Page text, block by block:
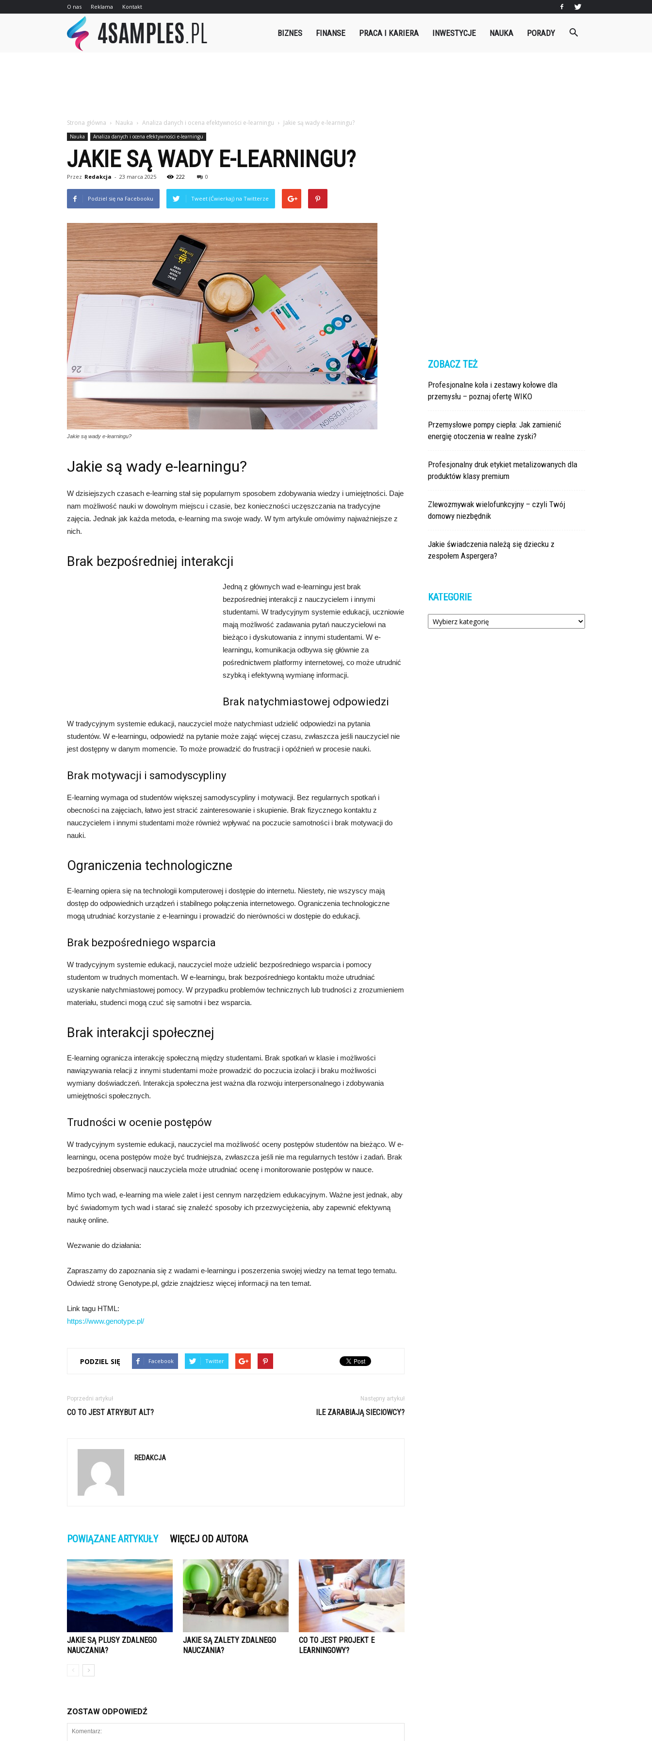
O nas Reklama Kontakt
BIZNES FINANSE PRACA I KARIERA INWESTYCJE NAUKA PORADY
Strona główna Nauka Analiza danych i ocena efektywności e-learningu Jakie są wady e-learningu?
Nauka Analiza danych i ocena efektywności e-learningu
JAKIE SĄ WADY E-LEARNINGU?
Przez Redakcja - 23 marca 2025 222 0
Podziel się na Facebooku Tweet (Ćwierkaj) na Twitterze
Jakie są wady e-learningu?
Jakie są wady e-learningu?
W dzisiejszych czasach e-learning stał się popularnym sposobem zdobywania wiedzy i umiejętności. Daje
nam możliwość nauki w dowolnym miejscu i czasie, bez konieczności uczęszczania na tradycyjne
zajęcia. Jednak jak każda metoda, e-learning ma swoje wady. W tym artykule omówimy najważniejsze z
nich.
Brak bezpośredniej interakcji
Jedną z głównych wad e-learningu jest brak
bezpośredniej interakcji z nauczycielem i innymi
studentami. W tradycyjnym systemie edukacji, uczniowie
mają możliwość zadawania pytań nauczycielowi na
bieżąco i dyskutowania z innymi studentami. W e-
learningu, komunikacja odbywa się głównie za
pośrednictwem platformy internetowej, co może utrudnić
szybką i efektywną wymianę informacji.
Brak natychmiastowej odpowiedzi
W tradycyjnym systemie edukacji, nauczyciel może natychmiast udzielić odpowiedzi na pytania
studentów. W e-learningu, odpowiedź na pytanie może zająć więcej czasu, zwłaszcza jeśli nauczyciel nie
jest dostępny w danym momencie. To może prowadzić do frustracji i opóźnień w procesie nauki.
Brak motywacji i samodyscypliny
E-learning wymaga od studentów większej samodyscypliny i motywacji. Bez regularnych spotkań i
obecności na zajęciach, łatwo jest stracić zainteresowanie i skupienie. Brak fizycznego kontaktu z
nauczycielem i innymi studentami może również wpływać na poczucie samotności i brak motywacji do
nauki.
Ograniczenia technologiczne
E-learning opiera się na technologii komputerowej i dostępie do internetu. Niestety, nie wszyscy mają
dostęp do odpowiednich urządzeń i stabilnego połączenia internetowego. Ograniczenia technologiczne
mogą utrudniać korzystanie z e-learningu i prowadzić do nierówności w dostępie do edukacji.
Brak bezpośredniego wsparcia
W tradycyjnym systemie edukacji, nauczyciel może udzielić bezpośredniego wsparcia i pomocy
studentom w trudnych momentach. W e-learningu, brak bezpośredniego kontaktu może utrudniać
uzyskanie natychmiastowej pomocy. W przypadku problemów technicznych lub trudności z zrozumieniem
materiału, studenci mogą czuć się samotni i bez wsparcia.
Brak interakcji społecznej
E-learning ogranicza interakcję społeczną między studentami. Brak spotkań w klasie i możliwości
nawiązywania relacji z innymi studentami może prowadzić do poczucia izolacji i braku możliwości
wymiany doświadczeń. Interakcja społeczna jest ważna dla rozwoju interpersonalnego i zdobywania
umiejętności społecznych.
Trudności w ocenie postępów
W tradycyjnym systemie edukacji, nauczyciel ma możliwość oceny postępów studentów na bieżąco. W e-
learningu, ocena postępów może być trudniejsza, zwłaszcza jeśli nie ma regularnych testów i zadań. Brak
bezpośredniej obserwacji nauczyciela może utrudniać ocenę i monitorowanie postępów w nauce.
Mimo tych wad, e-learning ma wiele zalet i jest cennym narzędziem edukacyjnym. Ważne jest jednak, aby
być świadomym tych wad i starać się znaleźć sposoby ich przezwyciężenia, aby zapewnić efektywną
naukę online.
Wezwanie do działania:
Zapraszamy do zapoznania się z wadami e-learningu i poszerzenia swojej wiedzy na temat tego tematu.
Odwiedź stronę Genotype.pl, gdzie znajdziesz więcej informacji na ten temat.
Link tagu HTML:
https://www.genotype.pl/
PODZIEL SIĘ Facebook Twitter
Poprzedni artykuł
CO TO JEST ATRYBUT ALT?
Następny artykuł
ILE ZARABIAJĄ SIECIOWCY?
REDAKCJA
POWIĄZANE ARTYKUŁY WIĘCEJ OD AUTORA
JAKIE SĄ PLUSY ZDALNEGO
NAUCZANIA?
JAKIE SĄ ZALETY ZDALNEGO
NAUCZANIA?
CO TO JEST PROJEKT E
LEARNINGOWY?
ZOSTAW ODPOWIEDŹ
ZOBACZ TEŻ
Profesjonalne koła i zestawy kołowe dla
przemysłu – poznaj ofertę WIKO
Przemysłowe pompy ciepła: Jak zamienić
energię otoczenia w realne zyski?
Profesjonalny druk etykiet metalizowanych dla
produktów klasy premium
Zlewozmywak wielofunkcyjny – czyli Twój
domowy niezbędnik
Jakie świadczenia należą się dziecku z
zespołem Aspergera?
KATEGORIE
Kategorie